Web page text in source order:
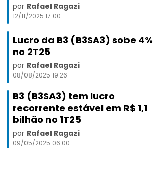
por Rafael Ragazi
12/11/2025 17:00
Lucro da B3 (B3SA3) sobe 4%
no 2T25
por Rafael Ragazi
08/08/2025 19:26
B3 (B3SA3) tem lucro
recorrente estável em R$ 1,1
bilhão no 1T25
por Rafael Ragazi
09/05/2025 06:00